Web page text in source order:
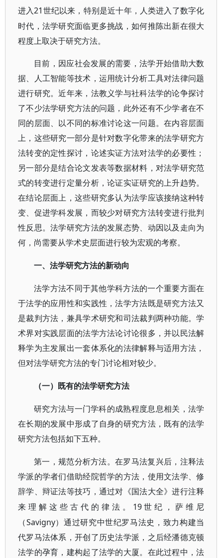
进入21世纪以来，特别是近十年，人类进入了数字化
时代，法学研究面临更多挑战，如何推陈出新在很大
程度上取决于研究方法。
目前，因应社会发展的需要，法学开始借助大数
据、人工智能等技术，运用统计分析工具对法律问题
进行研究。近年来，法教义学与社科法学的论争探讨
了不少法学研究方法的问题，此外还有不少学者在不
同的层面、以不同的标准讨论这一问题。在内容层面
上，这些研究一部分是针对数字化带来的法学研究方
法转变的定性探讨，论述实证方法对法学的必要性；
另一部分是结合论文发表等数据材料，对法学研究范
式的转变进行定量分析，论证实证研究的上升趋势。
在结论层面上，这些研究多认为法学应该接纳这种转
变、促进学科发展，而较少对研究方法转变进行批判
性反思。法学研究方法的发展态势、动因以及走向为
何，尚需要从学术史层面进行较为宏观的考察。
一、法学研究方法的新动向
法学方法不同于其他学科方法的一个重要方面在
于法学的应用性和实践性，法学方法既是研究方法又
是裁判方法，兼具学术研究和司法裁判两种功能。学
术界对实践层面的法学方法论讨论很多，并以民法解
释学为主发展出一套体系化的法律解释与适用方法，
但对法学研究方法的专门讨论相对较少。
（一）既有的法学研究方法
研究方法与一门学科的成熟程度息息相关，法学
在长期的发展中形成了自身的研究方法，既有的法学
研究方法包括如下五种。
第一，规范分析方法。在罗马法复兴后，注释法
学派的学者们借助经院哲学的方法，使用文法学、修
辞学、辩证法等技巧，通过对《国法大全》进行注释
来理解这些古代的律法。 19世纪，萨维尼
（Savigny）通过研究中世纪罗马法史，致力构建当
代罗马法体系，开创了历史法学派，之后经潘德克顿
法学的孕育，建构起了法学的大厦。在此过程中，法